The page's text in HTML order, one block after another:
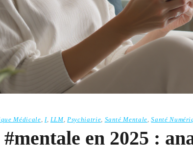
Médicale, I, LLM,Psychiatrie, Santé Mentale,Santé
en 2025 :